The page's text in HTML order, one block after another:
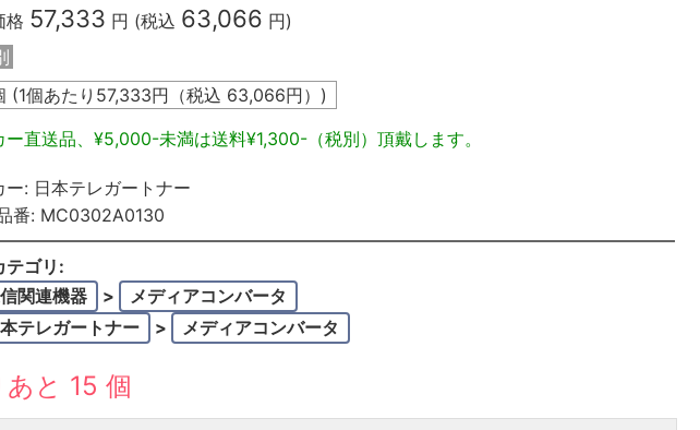
格 57,333 円 (税込 63,066 円)
(1個あたり 57,333円（税込 63,066円）)
ー直送品、¥5,000-未満は送料¥1,300-（税別）頂戴します。
ー: 日本テレガートナー
番: MC0302A0130
テゴリ:
関連機器
>
メディアコンバータ
テレガートナー
> メディアコンバータ
あと 15 個